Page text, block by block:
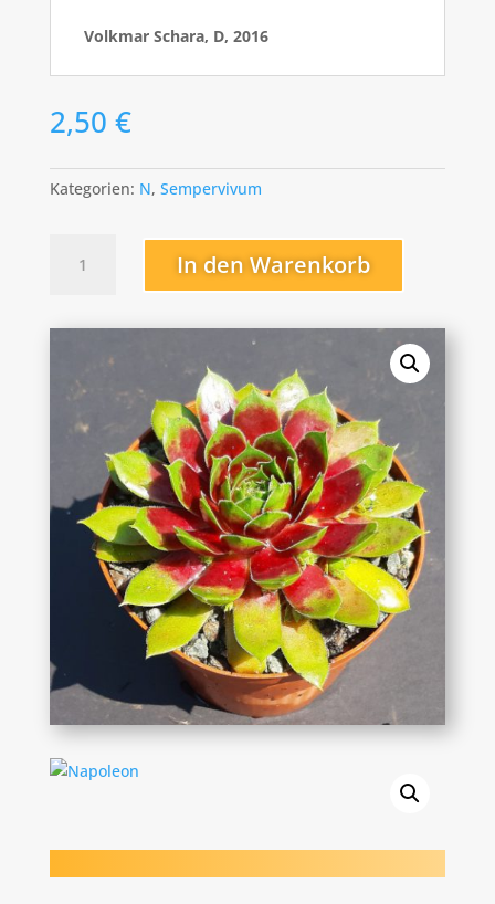
Volkmar Schara, D, 2016
2,50 €
Kategorien: N, Sempervivum
Menge
In den Warenkorb